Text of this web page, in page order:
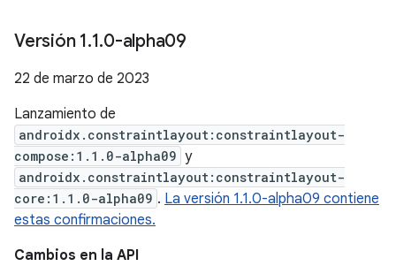
Versión 1.1.0-alpha09
22 de marzo de 2023
Lanzamiento de
androidx.constraintlayout:constraintlayout-
compose:1.1.0-alpha09 y
androidx.constraintlayout:constraintlayout-
core:1.1.0-alpha09 . La versión 1.1.0-alpha09 contiene
estas confirmaciones.
Cambios en la API